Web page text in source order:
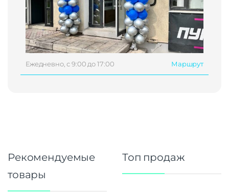
Ежедневно, с 9:00 до 17:00 Маршрут
Рекомендуемые
товары
Топ продаж